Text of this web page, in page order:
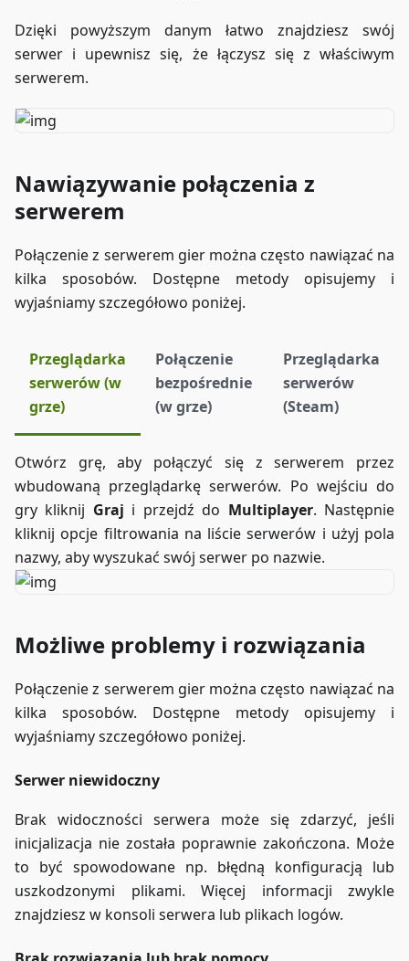
Dzięki powyższym danym łatwo znajdziesz swój
serwer i upewnisz się, że łączysz się z właściwym
serwerem.
Nawiązywanie połączenia z
serwerem
Połączenie z serwerem gier można często nawiązać na
kilka sposobów. Dostępne metody opisujemy i
wyjaśniamy szczegółowo poniżej.
Przeglądarka
serwerów (w
grze)
Połączenie
bezpośrednie
(w grze)
Przeglądarka
serwerów
(Steam)
Otwórz grę, aby połączyć się z serwerem przez
wbudowaną przeglądarkę serwerów. Po wejściu do
gry kliknij Graj i przejdź do Multiplayer. Następnie
kliknij opcje filtrowania na liście serwerów i użyj pola
nazwy, aby wyszukać swój serwer po nazwie.
Możliwe problemy i rozwiązania
Połączenie z serwerem gier można często nawiązać na
kilka sposobów. Dostępne metody opisujemy i
wyjaśniamy szczegółowo poniżej.
Serwer niewidoczny
Brak widoczności serwera może się zdarzyć, jeśli
inicjalizacja nie została poprawnie zakończona. Może
to być spowodowane np. błędną konfiguracją lub
uszkodzonymi plikami. Więcej informacji zwykle
znajdziesz w konsoli serwera lub plikach logów.